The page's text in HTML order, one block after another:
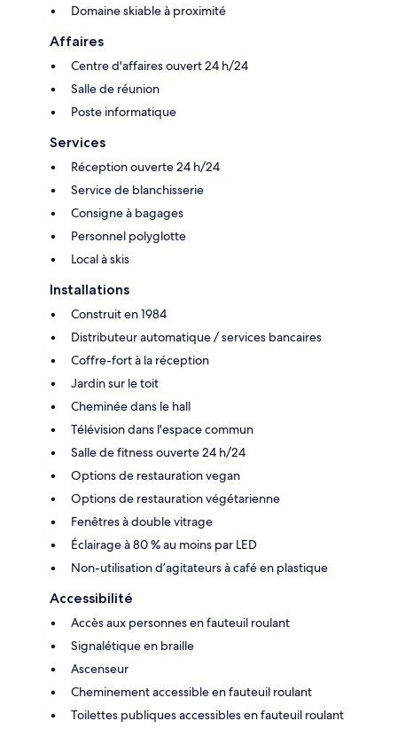
Domaine skiable à proximité
Affaires
Centre d'affaires ouvert 24 h/24
Salle de réunion
Poste informatique
Services
Réception ouverte 24 h/24
Service de blanchisserie
Consigne à bagages
Personnel polyglotte
Local à skis
Installations
Construit en 1984
Distributeur automatique / services bancaires
Coffre-fort à la réception
Jardin sur le toit
Cheminée dans le hall
Télévision dans l'espace commun
Salle de fitness ouverte 24 h/24
Options de restauration vegan
Options de restauration végétarienne
Fenêtres à double vitrage
Éclairage à 80 % au moins par LED
Non-utilisation d’agitateurs à café en plastique
Accessibilité
Accès aux personnes en fauteuil roulant
Signalétique en braille
Ascenseur
Cheminement accessible en fauteuil roulant
Toilettes publiques accessibles en fauteuil roulant